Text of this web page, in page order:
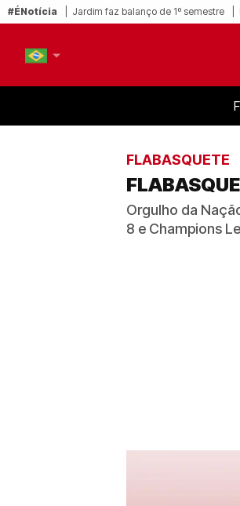
#ÉNotícia Jardim faz balanço de 1º semestre
FLABASQUETE
Orgulho da
8 e Champions